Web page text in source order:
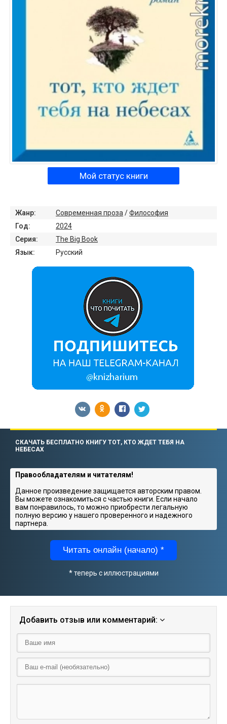
Мой статус книги
Жанр: Современная проза /Философия
Год:
2024
Серия:
The Big Book
Язык:
Русский
СКАЧАТЬ БЕСПЛАТНО КНИГУ ТОТ, КТО ЖДЕТ ТЕБЯ НА
НЕБЕСАХ
Правообладателям и читателям!
Данное произведение защищается авторским правом.
Вы можете ознакомиться с частью книги. Если начало
вам понравилось, то можно приобрести легальную
полную версию у нашего проверенного и надежного
партнера.
Читать онлайн (начало) *
* теперь с иллюстрациями
Добавить отзыв или комментарий: